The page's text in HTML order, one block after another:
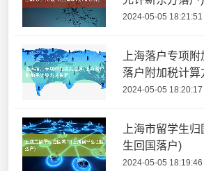
2024-05-05 18:21:51
上海落户专项
落户附加税计算
2024-05-05 18:20:17
上海市留学生
生回国落户)
2024-05-05 18:19:46